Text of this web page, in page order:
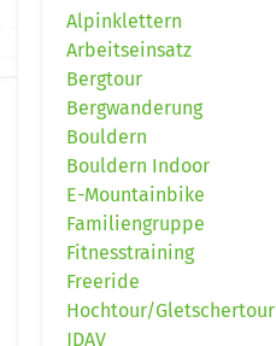
Alpinklettern
Arbeitseinsatz
Bergtour
Bergwanderung
Bouldern
Bouldern Indoor
E-Mountainbike
Familiengruppe
Fitnesstraining
Freeride
Hochtour/Gletschertour
JDAV